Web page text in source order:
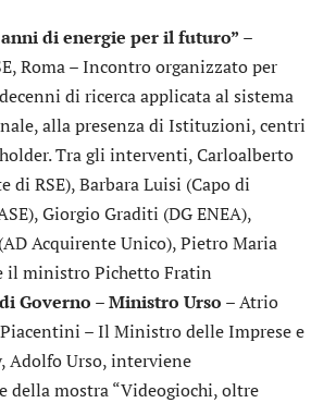
anni di energie per il futuro” –
Roma – Incontro organizzato per
di ricerca applicata al sistema
alla presenza di Istituzioni, centri
Tra gli interventi, Carloalberto
di RSE), Barbara Luisi (Capo di
Giorgio Graditi (DG ENEA),
Acquirente Unico), Pietro Maria
il ministro Pichetto Fratin
Governo – Ministro Urso – Atrio
Piacentini – Il Ministro delle Imprese e
Adolfo Urso, interviene
della mostra “Videogiochi, oltre